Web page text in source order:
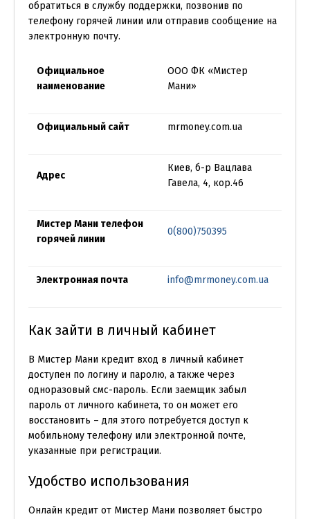
обратиться в службу поддержки, позвонив по
телефону горячей линии или отправив сообщение на
электронную почту.
Официальное
наименование
ООО ФК «Мистер
Мани»
Официальный сайт mrmoney.com.ua
Адрес
Киев, б-р Вацлава
Гавела, 4, кор.46
Мистер Мани телефон
горячей линии
0(800)750395
Электронная почта info@mrmoney.com.ua
Как зайти в личный кабинет
В Мистер Мани кредит вход в личный кабинет
доступен по логину и паролю, а также через
одноразовый смс-пароль. Если заемщик забыл
пароль от личного кабинета, то он может его
восстановить – для этого потребуется доступ к
мобильному телефону или электронной почте,
указанные при регистрации.
Удобство использования
Онлайн кредит от Мистер Мани позволяет быстро